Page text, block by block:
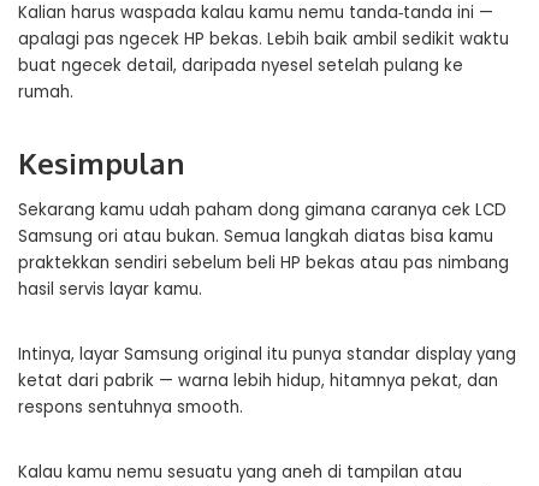
Kalian harus waspada kalau kamu nemu tanda‑tanda ini —
apalagi pas ngecek HP bekas. Lebih baik ambil sedikit waktu
buat ngecek detail, daripada nyesel setelah pulang ke
rumah.
Kesimpulan
Sekarang kamu udah paham dong gimana caranya cek LCD
Samsung ori atau bukan. Semua langkah diatas bisa kamu
praktekkan sendiri sebelum beli HP bekas atau pas nimbang
hasil servis layar kamu.
Intinya, layar Samsung original itu punya standar display yang
ketat dari pabrik — warna lebih hidup, hitamnya pekat, dan
respons sentuhnya smooth.
Kalau kamu nemu sesuatu yang aneh di tampilan atau